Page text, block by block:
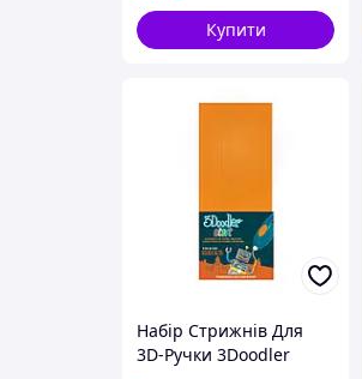
Купити
Набір Стрижнів Для
3D-Ручки 3Doodler